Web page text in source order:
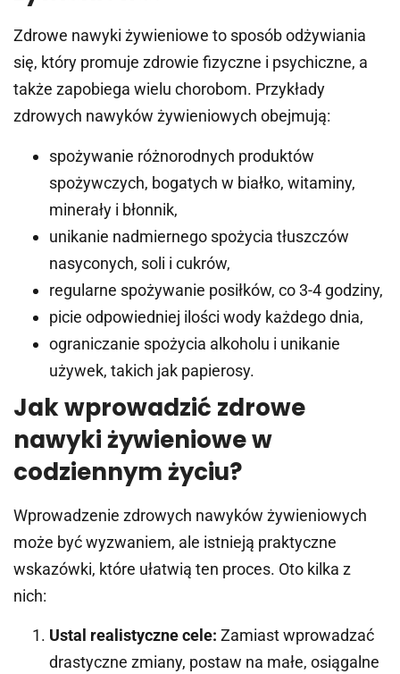
Zdrowe nawyki żywieniowe to sposób odżywiania
się, który promuje zdrowie fizyczne i psychiczne, a
także zapobiega wielu chorobom. Przykłady
zdrowych nawyków żywieniowych obejmują:
spożywanie różnorodnych produktów
spożywczych, bogatych w białko, witaminy,
minerały i błonnik,
unikanie nadmiernego spożycia tłuszczów
nasyconych, soli i cukrów,
regularne spożywanie posiłków, co 3-4 godziny,
picie odpowiedniej ilości wody każdego dnia,
ograniczanie spożycia alkoholu i unikanie
używek, takich jak papierosy.
Jak wprowadzić zdrowe
nawyki żywieniowe w
codziennym życiu?
Wprowadzenie zdrowych nawyków żywieniowych
może być wyzwaniem, ale istnieją praktyczne
wskazówki, które ułatwią ten proces. Oto kilka z
nich:
Ustal realistyczne cele: Zamiast wprowadzać
drastyczne zmiany, postaw na małe, osiągalne